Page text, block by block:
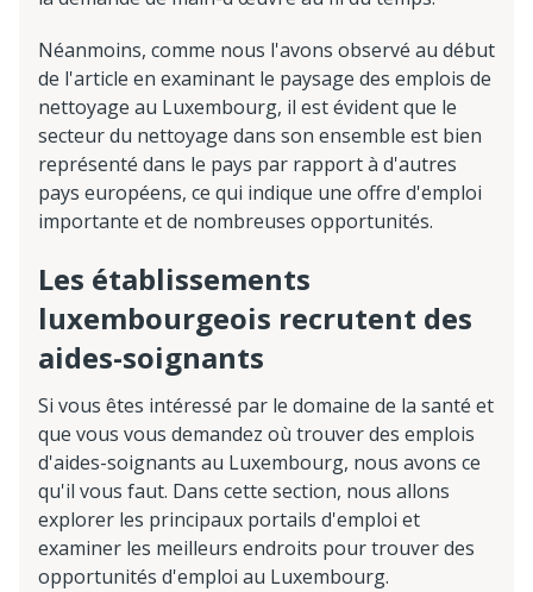
Néanmoins, comme nous l'avons observé au début
de l'article en examinant le paysage des emplois de
nettoyage au Luxembourg, il est évident que le
secteur du nettoyage dans son ensemble est bien
représenté dans le pays par rapport à d'autres
pays européens, ce qui indique une offre d'emploi
importante et de nombreuses opportunités.
Les établissements
luxembourgeois recrutent des
aides-soignants
Si vous êtes intéressé par le domaine de la santé et
que vous vous demandez où trouver des emplois
d'aides-soignants au Luxembourg, nous avons ce
qu'il vous faut. Dans cette section, nous allons
explorer les principaux portails d'emploi et
examiner les meilleurs endroits pour trouver des
opportunités d'emploi au Luxembourg.